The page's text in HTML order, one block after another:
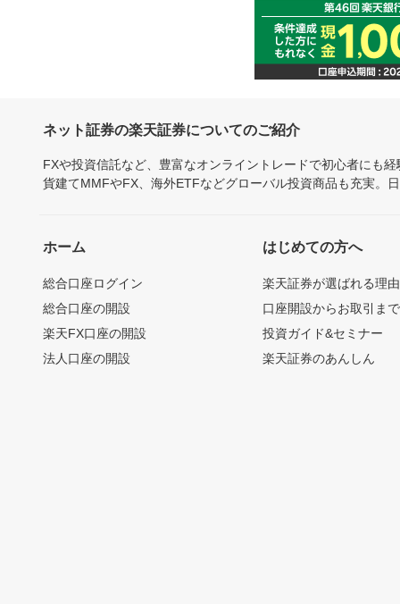
ネット証券の楽天証券についてのご紹介
FXや投資信託など、豊富なオンライントレードで初心者にも
貨建てMMFやFX、海外ETFなどグローバル投資商品も充実。
ホーム
総合口座ログイン
総合口座の開設
楽天FX口座の開設
法人口座の開設
はじめての方へ
楽天証券が選ばれる理由
口座開設からお取引ま
投資ガイド&セミナー
楽天証券のあんしん